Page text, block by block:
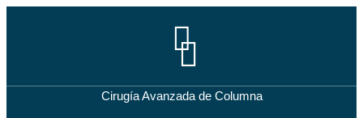
Cirugía Avanzada de Columna